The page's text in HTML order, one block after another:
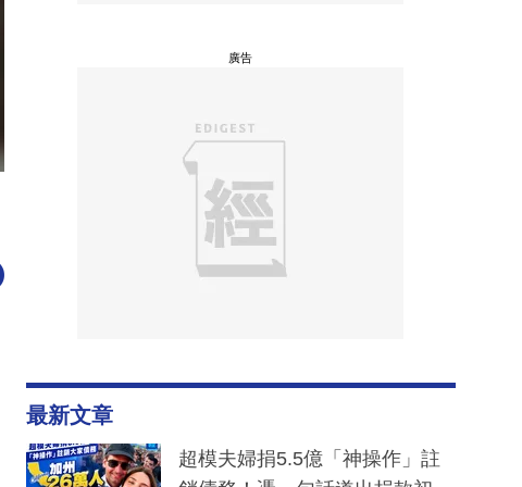
廣告
最新文章
超模夫婦捐5.5億「神操作」註